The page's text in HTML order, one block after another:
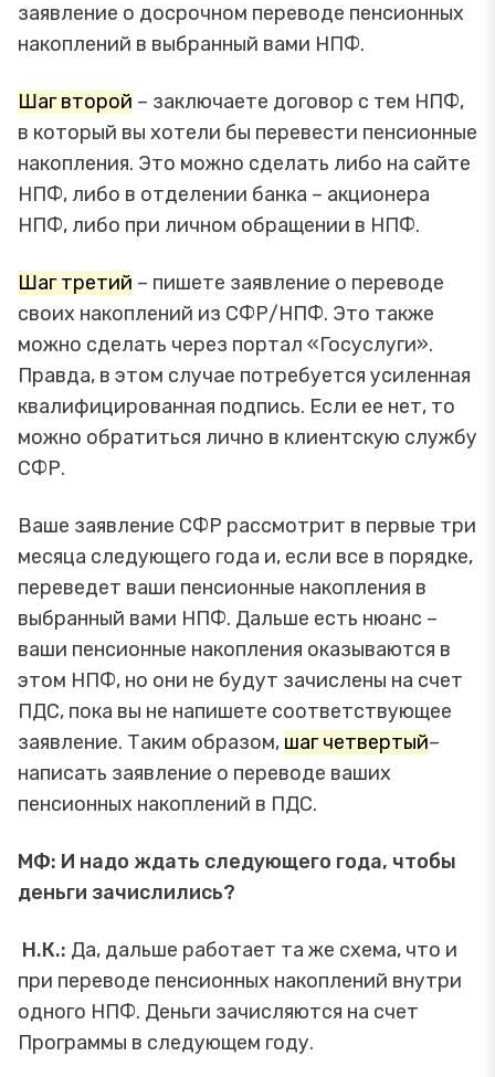
заявление о досрочном переводе пенсионных
накоплений в выбранный вами НПФ.
Шаг второй – заключаете договор с тем НПФ,
в который вы хотели бы перевести пенсионные
накопления. Это можно сделать либо на сайте
НПФ, либо в отделении банка – акционера
НПФ, либо при личном обращении в НПФ.
Шаг третий – пишете заявление о переводе
своих накоплений из СФР/НПФ. Это также
можно сделать через портал «Госуслуги».
Правда, в этом случае потребуется усиленная
квалифицированная подпись. Если ее нет, то
можно обратиться лично в клиентскую службу
СФР.
Ваше заявление СФР рассмотрит в первые три
месяца следующего года и, если все в порядке,
переведет ваши пенсионные накопления в
выбранный вами НПФ. Дальше есть нюанс –
ваши пенсионные накопления оказываются в
этом НПФ, но они не будут зачислены на счет
ПДС, пока вы не напишете соответствующее
заявление. Таким образом, шаг четвертый–
написать заявление о переводе ваших
пенсионных накоплений в ПДС.
МФ: И надо ждать следующего года, чтобы
деньги зачислились?
Н.К.: Да, дальше работает та же схема, что и
при переводе пенсионных накоплений внутри
одного НПФ. Деньги зачисляются на счет
Программы в следующем году.